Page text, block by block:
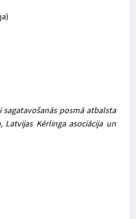
posmā atbalsta
Kērlinga asociācija un